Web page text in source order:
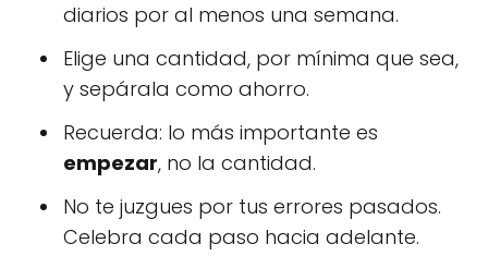
diarios por al menos una semana.
Elige una cantidad, por mínima que sea,
y sepárala como ahorro.
Recuerda: lo más importante es
empezar, no la cantidad.
No te juzgues por tus errores pasados.
Celebra cada paso hacia adelante.